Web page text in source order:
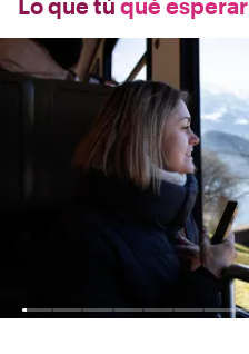
Lo que tú qué esperar